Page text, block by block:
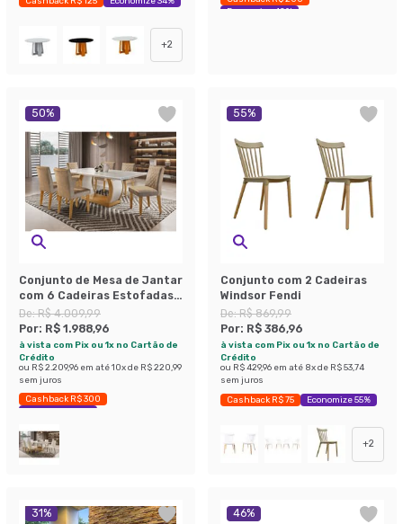
+2
Economize 42%
50%
Conjunto de Mesa de Jantar
com 6 Cadeiras Estofadas
Maia Animalle Off White e
Chocolate
De:R$ 4.009,99
Por: R$ 1.988,96
à vista com Pix ou 1x no Cartão de
Crédito
ou R$ 2.209,96 em até10x de R$ 220,99
sem juros
Cashback R$ 300
Economize 50%
55%
Conjunto com 2 Cadeiras
Windsor Fendi
De:R$ 869,99
Por: R$ 386,96
à vista com Pix ou 1x no Cartão de
Crédito
ou R$ 429,96 em até 8x de R$ 53,74
sem juros
Cashback R$ 75 Economize 55%
+2
31% 46%